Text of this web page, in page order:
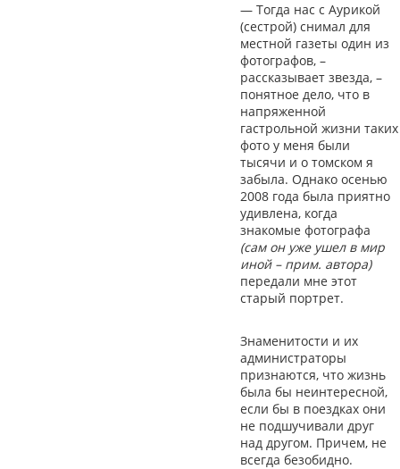
— Тогда нас с Аурикой
(сестрой) снимал для
местной газеты один из
фотографов, –
рассказывает звезда, –
понятное дело, что в
напряженной
гастрольной жизни таких
фото у меня были
тысячи и о томском я
забыла. Однако осенью
2008 года была приятно
удивлена, когда
знакомые фотографа
(сам он уже ушел в мир
иной – прим. автора)
передали мне этот
старый портрет.
Знаменитости и их
администраторы
признаются, что жизнь
была бы неинтересной,
если бы в поездках они
не подшучивали друг
над другом. Причем, не
всегда безобидно.